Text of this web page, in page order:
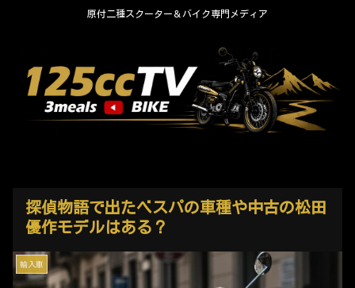
原付二種スクーター＆バイク専門メディア
探偵物語で出たベスパの車種や中古の松田
優作モデルはある？
輸入車